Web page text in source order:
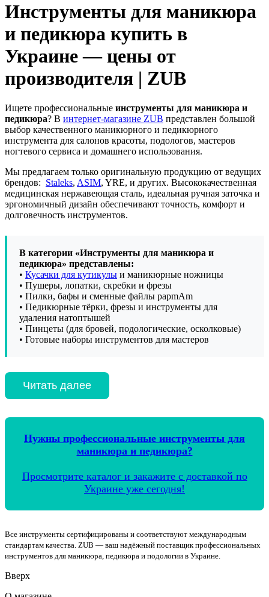
Инструменты для маникюра
и педикюра купить в
Украине — цены от
производителя | ZUB
Ищете профессиональные инструменты для маникюра и
педикюра? В интернет-магазине ZUB представлен большой
выбор качественного маникюрного и педикюрного
инструмента для салонов красоты, подологов, мастеров
ногтевого сервиса и домашнего использования.
Мы предлагаем только оригинальную продукцию от ведущих
брендов: Staleks, ASIM, YRE, и других. Высококачественная
медицинская нержавеющая сталь, идеальная ручная заточка и
эргономичный дизайн обеспечивают точность, комфорт и
долговечность инструментов.
В категории «Инструменты для маникюра и
педикюра» представлены:
• Кусачки для кутикулы и маникюрные ножницы
• Пушеры, лопатки, скребки и фрезы
• Пилки, бафы и сменные файлы papmAm
• Педикюрные тёрки, фрезы и инструменты для
удаления натоптышей
• Пинцеты (для бровей, подологические, осколковые)
• Готовые наборы инструментов для мастеров
Читать далее
Нужны профессиональные инструменты для
маникюра и педикюра?
Просмотрите каталог и закажите с доставкой по
Украине уже сегодня!
Все инструменты сертифицированы и соответствуют международным
стандартам качества. ZUB — ваш надёжный поставщик профессиональных
инструментов для маникюра, педикюра и подологии в Украине.
Вверх